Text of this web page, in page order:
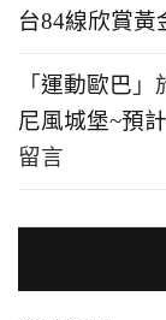
台84線欣賞黃
「 運動歐巴 」
尼風城堡~預
留言